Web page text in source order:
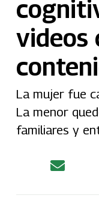
videos
La mujer fue
La menor
familiares y